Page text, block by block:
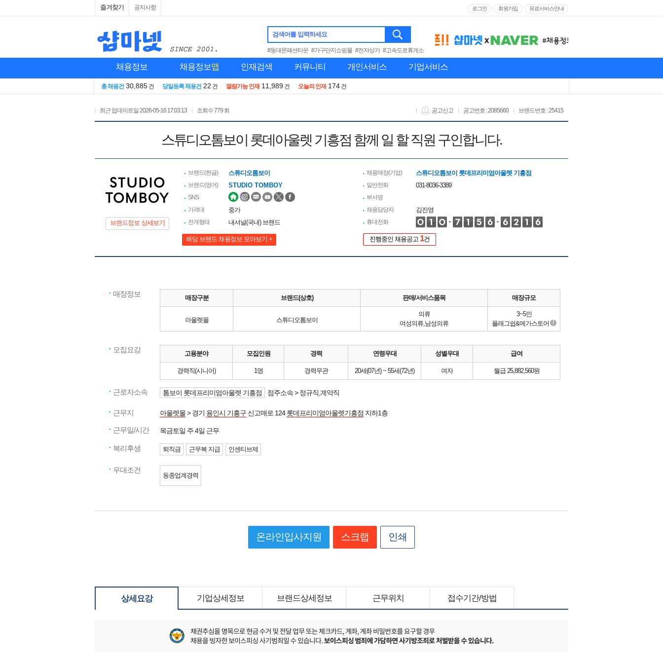
즐겨찾기 공지사항 로그인 회원가입 유료서비스안내
검색어를 입력하세요
#동대문패션타운 #가구단지쇼핑몰 #전자상가 #고속도로휴게소
채용정보 채용정보맵 인재검색 커뮤니티 개인서비스 기업서비스
총 채용건 30,885 건 당일등록 채용건 22 건 열람가능 인재 11,989 건 오늘의 인재 174 건
최근 업데이트일 2026-05-16 17:03:13 조회수779 회 브랜드번호 : 25415
공고번호 : 2085660
공고신고
스튜디오톰보이 롯데아울렛 기흥점 함께 일 할 직원 구인합니다.
브랜드정보 상세보기
브랜드(한글) 스튜디오톰보이
브랜드(영어) STUDIO TOMBOY
SNS
가격대
중가
전개형태 내셔널(국내) 브랜드
해당 브랜드 채용정보 모아보기 +
채용매장(기업) 스튜디오톰보이 롯데프리미엄아울렛 기흥점
일반전화 031-8036-3389
부서명
채용담당자
김진영
휴대전화
진행중인 채용공고 1건
매장정보 매장구분 브랜드(상호) 판매/서비스품목 매장규모
아울렛몰 스튜디오톰보이
의류
여성의류,남성의류
3~5인
플래그쉽&메가스토어 !
모집요강 고용분야 모집인원 경력 연령우대 성별우대 급여
경력직(시니어) 1명 경력무관 20세(07년) ~ 55세(72년) 여자 월급 25,882,560원
근로자소속 톰보이 롯데프리미엄아울렛 기흥점 점주소속 > 정규직,계약직
근무지 아울렛몰> 경기 용인시 기흥구 신고매로 124롯데프리미엄아울렛기흥점 지하1층
근무일/시간 목금토일 주 4일 근무
복리후생 퇴직금 근무복 지급 인센티브제
우대조건
동종업계경력
온라인입사지원 스크랩 인쇄
상세요강 기업상세정보 브랜드상세정보 근무위치 접수기간/방법